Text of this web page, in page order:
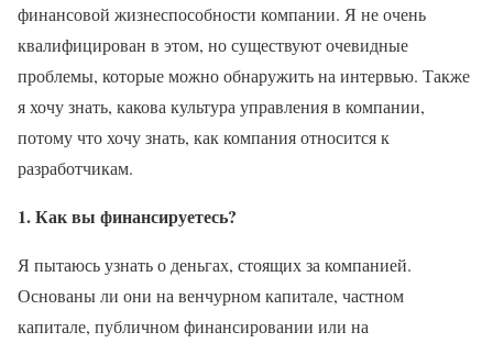
финансовой жизнеспособности компании. Я не очень
квалифицирован в этом, но существуют очевидные
проблемы, которые можно обнаружить на интервью. Также
я хочу знать, какова культура управления в компании,
потому что хочу знать, как компания относится к
разработчикам.
1. Как вы финансируетесь?
Я пытаюсь узнать о деньгах, стоящих за компанией.
Основаны ли они на венчурном капитале, частном
капитале, публичном финансировании или на